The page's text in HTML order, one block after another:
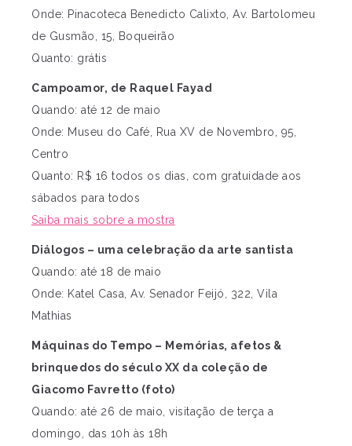
Onde: Pinacoteca Benedicto Calixto, Av. Bartolomeu
de Gusmão, 15, Boqueirão
Quanto: grátis
Campoamor, de Raquel Fayad
Quando: até 12 de maio
Onde: Museu do Café, Rua XV de Novembro, 95,
Centro
Quanto: R$ 16 todos os dias, com gratuidade aos
sábados para todos
Saiba mais sobre a mostra
Diálogos – uma celebração da arte santista
Quando: até 18 de maio
Onde: Katel Casa, Av. Senador Feijó, 322, Vila
Mathias
Máquinas do Tempo – Memórias, afetos &
brinquedos do século XX da coleção de
Giacomo Favretto (foto)
Quando: até 26 de maio, visitação de terça a
domingo, das 10h às 18h